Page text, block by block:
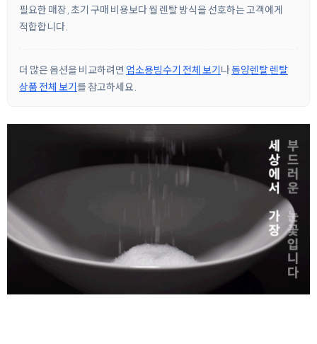
필요한 매장, 초기 구매 비용보다 월 렌탈 방식을 선호하는 고객에게
적합합니다.
더 많은 옵션을 비교하려면 업소용빙수기 전체 보기나동양렌탈 렌탈
상품 전체 보기를 참고하세요.